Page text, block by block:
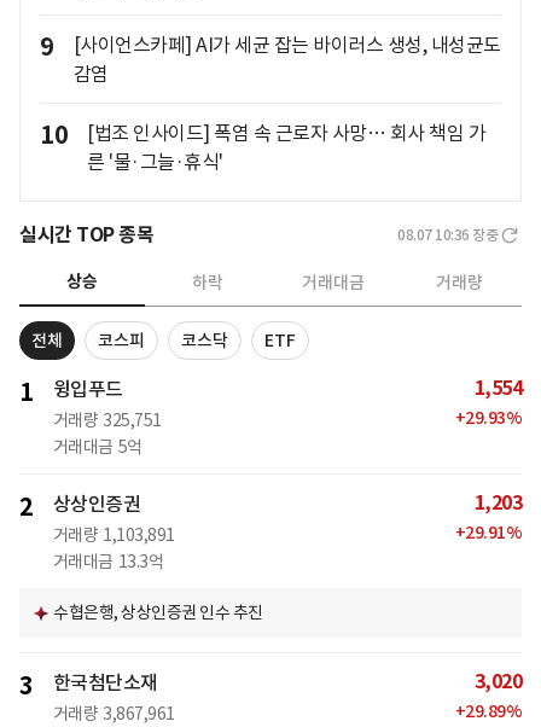
9
[사이언스카페] AI가 세균 잡는 바이러스 생성, 내성균도
감염
10
[법조 인사이드] 폭염 속 근로자 사망… 회사 책임 가
른 '물·그늘·휴식'
실시간 TOP 종목 08.07 10:36 장중
상승 하락 거래대금 거래량
전체 코스피 코스닥 ETF
1 윙입푸드
거래량 325,751
거래대금 5억
1,554
+29.93%
2 상상인증권
거래량 1,103,891
거래대금 13.3억
1,203
+29.91%
수협은행, 상상인증권 인수 추진
3 한국첨단소재
거래량 3,867,961
3,020
+29.89%